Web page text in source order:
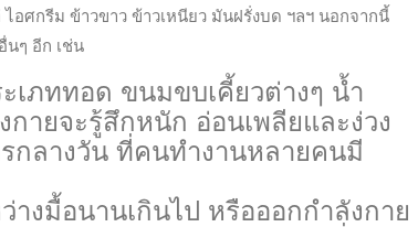
อศกรีม ข้าวขาว ข้าวเหนียว มันฝรั่งบด ฯลฯ นอกจากนี้
นๆ อีก เช่น
เภททอด ขนมขบเคี้ยวต่างๆ น้ำ
ายจะรู้สึกหนัก อ่อนเพลียและง่วง
รกลางวัน ที่คนทำงานหลายคนมี
างมื้อนานเกินไป หรือออกกำลังกาย